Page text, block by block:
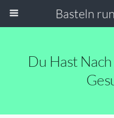
Basteln
Du Hast